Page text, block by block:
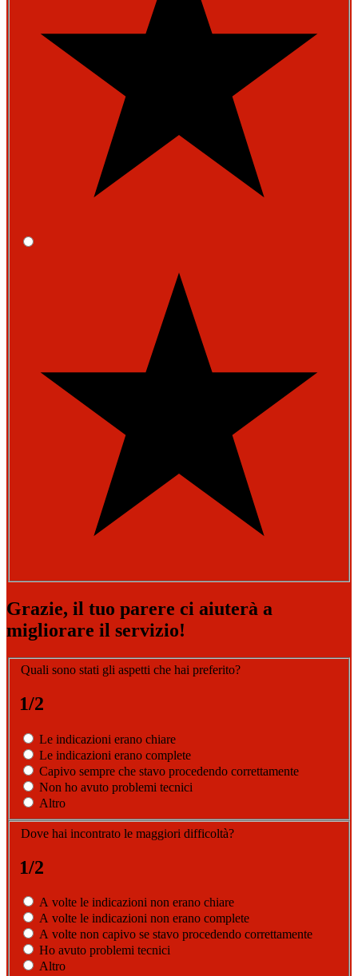
Grazie, il tuo parere ci aiuterà a
migliorare il servizio!
Quali sono stati gli aspetti che hai preferito?
1/2
Le indicazioni erano chiare
Le indicazioni erano complete
Capivo sempre che stavo procedendo correttamente
Non ho avuto problemi tecnici
Altro
Dove hai incontrato le maggiori difficoltà?
1/2
A volte le indicazioni non erano chiare
A volte le indicazioni non erano complete
A volte non capivo se stavo procedendo correttamente
Ho avuto problemi tecnici
Altro